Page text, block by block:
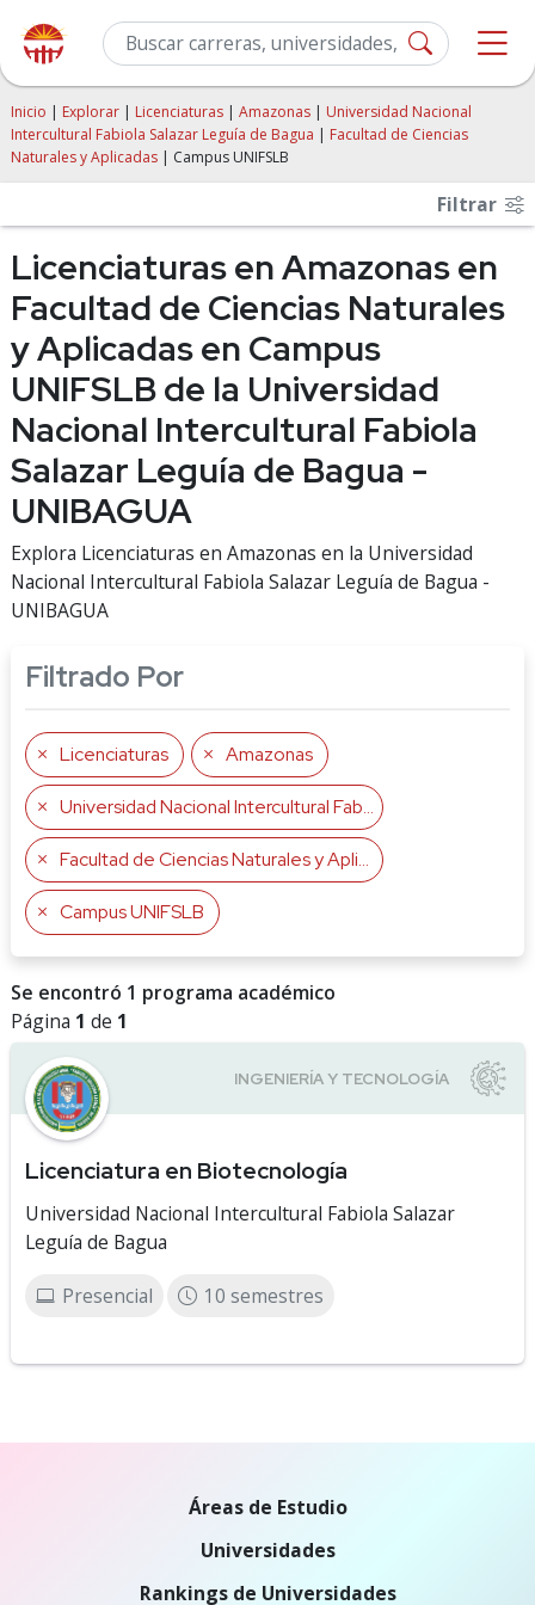
Inicio | Explorar | Licenciaturas | Amazonas | Universidad Nacional
Intercultural Fabiola Salazar Leguía de Bagua | Facultad de Ciencias
Naturales y Aplicadas | Campus UNIFSLB
Filtrar
Licenciaturas en Amazonas en
Facultad de Ciencias Naturales
y Aplicadas en Campus
UNIFSLB de la Universidad
Nacional Intercultural Fabiola
Salazar Leguía de Bagua -
UNIBAGUA
Explora Licenciaturas en Amazonas en la Universidad
Nacional Intercultural Fabiola Salazar Leguía de Bagua -
UNIBAGUA
Filtrado Por
Licenciaturas Amazonas
Universidad Nacional Intercultural Fabiola Salazar Leguía de Bagua
Facultad de Ciencias Naturales y Aplicadas
Campus UNIFSLB
Se encontró 1 programa académico
Página 1 de 1
Licenciatura en Biotecnología
Universidad Nacional Intercultural Fabiola Salazar
Leguía de Bagua
Presencial 10 semestres
Áreas de Estudio
Universidades
Rankings de Universidades